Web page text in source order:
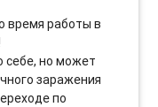
время работы в
себе, но может
заражения
по